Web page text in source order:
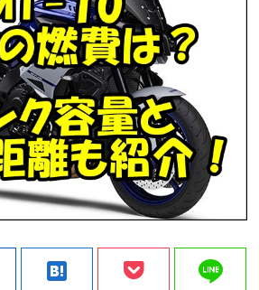
hatenabookmark line